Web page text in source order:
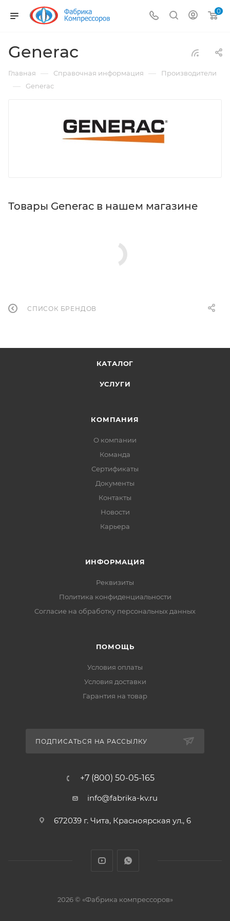
0
Generac
Главная — Справочная информация — Производители
— Generac
Товары Generac в нашем магазине
СПИСОК БРЕНДОВ
КАТАЛОГ
УСЛУГИ
КОМПАНИЯ
О компании
Команда
Сертификаты
Документы
Контакты
Новости
Карьера
ИНФОРМАЦИЯ
Реквизиты
Политика конфиденциальности
Cогласие на обработку персональных данных
ПОМОЩЬ
Условия оплаты
Условия доставки
Гарантия на товар
ПОДПИСАТЬСЯ НА РАССЫЛКУ
+7 (800) 50-05-165
info@fabrika-kv.ru
672039 г. Чита, Красноярская ул., 6
2026 © «Фабрика компрессоров»